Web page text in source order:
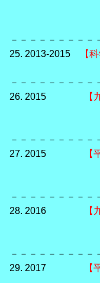
直接経費13年
15年度
－－－－－－－－
25. 2013-2015
【
－－－－－－－－
26. 2015
【
30
－－－－－－－－
27. 2015
27
－－－－－－－－
28. 2016
【
15
－－－－－－－－
29. 2017